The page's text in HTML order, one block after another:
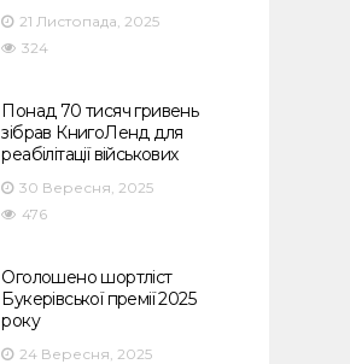
21 Листопада, 2025
324
Понад 70 тисяч гривень
зібрав КнигоЛенд для
реабілітації військових
30 Вересня, 2025
476
Оголошено шортліст
Букерівської премії 2025
року
24 Вересня, 2025